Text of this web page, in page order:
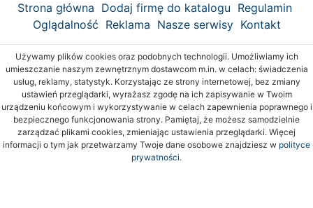
Strona główna Dodaj firmę do katalogu Regulamin
Oglądalność Reklama Nasze serwisy Kontakt
Używamy plików cookies oraz podobnych technologii. Umożliwiamy ich
umieszczanie naszym zewnętrznym dostawcom m.in. w celach: świadczenia
usług, reklamy, statystyk. Korzystając ze strony internetowej, bez zmiany
ustawień przeglądarki, wyrażasz zgodę na ich zapisywanie w Twoim
urządzeniu końcowym i wykorzystywanie w celach zapewnienia poprawnego i
bezpiecznego funkcjonowania strony. Pamiętaj, że możesz samodzielnie
zarządzać plikami cookies, zmieniając ustawienia przeglądarki. Więcej
informacji o tym jak przetwarzamy Twoje dane osobowe znajdziesz w polityce
prywatności.